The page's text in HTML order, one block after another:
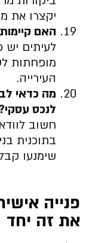
יקצרו את
האם
לעיתים יש
מופחתות
העירייה.
מה כדאי
לנכס עסקי
חשוב
בתוכנית
שימנעו
פנייה
את זה יחד